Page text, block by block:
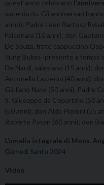
quest’anno celebrano
sacerdozio. Gli anniversari
anno); Padre Leon Bartosz
Falconara (10 anni); don
De Souza, frate cappuccino
Ilung Bukas -presente a tempo
De Nardi, salesiano (15 anni);
Antonello Lazzerini (40 anni);
Giuliano Nava (50 anni), Padre
S. Giuseppe da Copertino (50
(50 anni); don Aldo Pieroni (55
Roberto Pavan (60 anni); don
L’omelia integrale di Mons.
Giovedì Santo 2024
Video